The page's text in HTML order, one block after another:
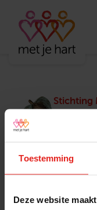
Toestemming
Deze website
Stichting
Stichting
winnaar
Actuele vacatures